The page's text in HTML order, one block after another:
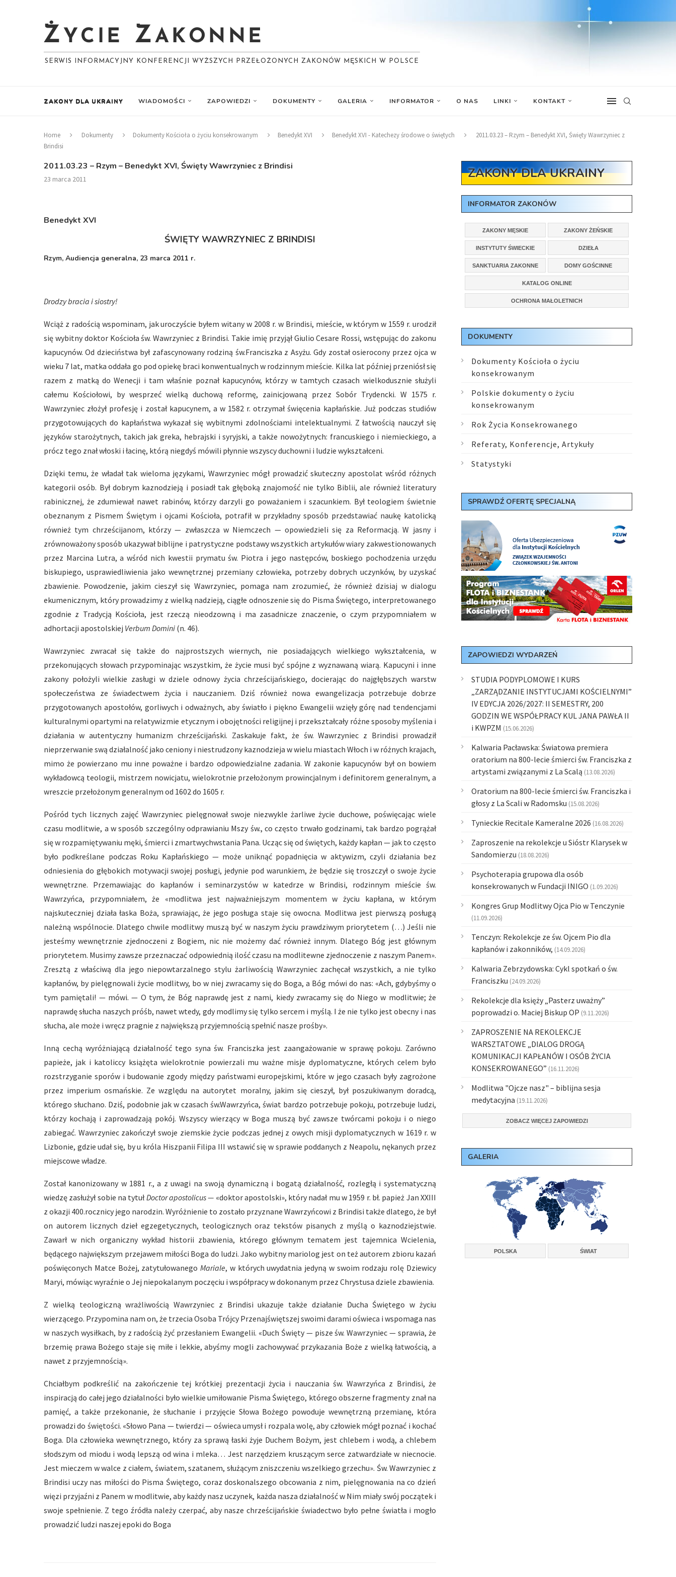
SERWIS INFORMACYJNY KONFERENCJI WYŻSZYCH PRZEŁOŻONYCH ZAKONÓW MĘSKICH W POLSCE
ZAKONY DLA UKRAINY WIADOMOŚCI ZAPOWIEDZI DOKUMENTY GALERIA INFORMATOR O NAS LINKI KONTAKT
Home Dokumenty Dokumenty Kościoła o życiu konsekrowanym Benedykt XVI Benedykt XVI - Katechezy środowe o świętych
2011.03.23 – Rzym – Benedykt XVI, Święty Wawrzyniec z
Brindisi
2011.03.23 – Rzym – Benedykt XVI, Święty Wawrzyniec z Brindisi
23 marca 2011
Benedykt XVI
ŚWIĘTY WAWRZYNIEC Z BRINDISI
Rzym, Audiencja generalna, 23 marca 2011 r.
Drodzy bracia i siostry!
Wciąż z radością wspominam, jak uroczyście byłem witany w 2008 r. w Brindisi, mieście, w którym w 1559 r. urodził
się wybitny doktor Kościoła św. Wawrzyniec z Brindisi. Takie imię przyjął Giulio Cesare Rossi, wstępując do zakonu
kapucynów. Od dzieciństwa był zafascynowany rodziną św.Franciszka z Asyżu. Gdy został osierocony przez ojca w
wieku 7 lat, matka oddała go pod opiekę braci konwentualnych w rodzinnym mieście. Kilka lat później przeniósł się
razem z matką do Wenecji i tam właśnie poznał kapucynów, którzy w tamtych czasach wielkodusznie służyli
całemu Kościołowi, by wesprzeć wielką duchową reformę, zainicjowaną przez Sobór Trydencki. W 1575 r.
Wawrzyniec złożył profesję i został kapucynem, a w 1582 r. otrzymał święcenia kapłańskie. Już podczas studiów
przygotowujących do kapłaństwa wykazał się wybitnymi zdolnościami intelektualnymi. Z łatwością nauczył się
języków starożytnych, takich jak greka, hebrajski i syryjski, a także nowożytnych: francuskiego i niemieckiego, a
prócz tego znał włoski i łacinę, którą niegdyś mówili płynnie wszyscy duchowni i ludzie wykształceni.
Dzięki temu, że władał tak wieloma językami, Wawrzyniec mógł prowadzić skuteczny apostolat wśród różnych
kategorii osób. Był dobrym kaznodzieją i posiadł tak głęboką znajomość nie tylko Biblii, ale również literatury
rabinicznej, że zdumiewał nawet rabinów, którzy darzyli go poważaniem i szacunkiem. Był teologiem świetnie
obeznanym z Pismem Świętym i ojcami Kościoła, potrafił w przykładny sposób przedstawiać naukę katolicką
również tym chrześcijanom, którzy — zwłaszcza w Niemczech — opowiedzieli się za Reformacją. W jasny i
zrównoważony sposób ukazywał biblijne i patrystyczne podstawy wszystkich artykułów wiary zakwestionowanych
przez Marcina Lutra, a wśród nich kwestii prymatu św. Piotra i jego następców, boskiego pochodzenia urzędu
biskupiego, usprawiedliwienia jako wewnętrznej przemiany człowieka, potrzeby dobrych uczynków, by uzyskać
zbawienie. Powodzenie, jakim cieszył się Wawrzyniec, pomaga nam zrozumieć, że również dzisiaj w dialogu
ekumenicznym, który prowadzimy z wielką nadzieją, ciągłe odnoszenie się do Pisma Świętego, interpretowanego
zgodnie z Tradycją Kościoła, jest rzeczą nieodzowną i ma zasadnicze znaczenie, o czym przypomniałem w
adhortacji apostolskiej Verbum Domini (n. 46).
Wawrzyniec zwracał się także do najprostszych wiernych, nie posiadających wielkiego wykształcenia, w
przekonujących słowach przypominając wszystkim, że życie musi być spójne z wyznawaną wiarą. Kapucyni i inne
zakony położyli wielkie zasługi w dziele odnowy życia chrześcijańskiego, docierając do najgłębszych warstw
społeczeństwa ze świadectwem życia i nauczaniem. Dziś również nowa ewangelizacja potrzebuje dobrze
przygotowanych apostołów, gorliwych i odważnych, aby światło i piękno Ewangelii wzięły górę nad tendencjami
kulturalnymi opartymi na relatywizmie etycznym i obojętności religijnej i przekształcały różne sposoby myślenia i
działania w autentyczny humanizm chrześcijański. Zaskakuje fakt, że św. Wawrzyniec z Brindisi prowadził
nieprzerwanie swą działalność jako ceniony i niestrudzony kaznodzieja w wielu miastach Włoch i w różnych krajach,
mimo że powierzano mu inne poważne i bardzo odpowiedzialne zadania. W zakonie kapucynów był on bowiem
wykładowcą teologii, mistrzem nowicjatu, wielokrotnie przełożonym prowincjalnym i definitorem generalnym, a
wreszcie przełożonym generalnym od 1602 do 1605 r.
Pośród tych licznych zajęć Wawrzyniec pielęgnował swoje niezwykle żarliwe życie duchowe, poświęcając wiele
czasu modlitwie, a w sposób szczególny odprawianiu Mszy św., co często trwało godzinami, tak bardzo pogrążał
się w rozpamiętywaniu męki, śmierci i zmartwychwstania Pana. Ucząc się od świętych, każdy kapłan — jak to często
było podkreślane podczas Roku Kapłańskiego — może uniknąć popadnięcia w aktywizm, czyli działania bez
odniesienia do głębokich motywacji swojej posługi, jedynie pod warunkiem, że będzie się troszczył o swoje życie
wewnętrzne. Przemawiając do kapłanów i seminarzystów w katedrze w Brindisi, rodzinnym mieście św.
Wawrzyńca, przypomniałem, że «modlitwa jest najważniejszym momentem w życiu kapłana, w którym
najskuteczniej działa łaska Boża, sprawiając, że jego posługa staje się owocna. Modlitwa jest pierwszą posługą
należną wspólnocie. Dlatego chwile modlitwy muszą być w naszym życiu prawdziwym priorytetem (…) Jeśli nie
jesteśmy wewnętrznie zjednoczeni z Bogiem, nic nie możemy dać również innym. Dlatego Bóg jest głównym
priorytetem. Musimy zawsze przeznaczać odpowiednią ilość czasu na modlitewne zjednoczenie z naszym Panem».
Zresztą z właściwą dla jego niepowtarzalnego stylu żarliwością Wawrzyniec zachęcał wszystkich, a nie tylko
kapłanów, by pielęgnowali życie modlitwy, bo w niej zwracamy się do Boga, a Bóg mówi do nas: «Ach, gdybyśmy o
tym pamiętali! — mówi. — O tym, że Bóg naprawdę jest z nami, kiedy zwracamy się do Niego w modlitwie; że
naprawdę słucha naszych próśb, nawet wtedy, gdy modlimy się tylko sercem i myślą. I że nie tylko jest obecny i nas
słucha, ale może i wręcz pragnie z największą przyjemnością spełnić nasze prośby».
Inną cechą wyróżniającą działalność tego syna św. Franciszka jest zaangażowanie w sprawę pokoju. Zarówno
papieże, jak i katoliccy książęta wielokrotnie powierzali mu ważne misje dyplomatyczne, których celem było
rozstrzyganie sporów i budowanie zgody między państwami europejskimi, które w jego czasach były zagrożone
przez imperium osmańskie. Ze względu na autorytet moralny, jakim się cieszył, był poszukiwanym doradcą,
którego słuchano. Dziś, podobnie jak w czasach św.Wawrzyńca, świat bardzo potrzebuje pokoju, potrzebuje ludzi,
którzy kochają i zaprowadzają pokój. Wszyscy wierzący w Boga muszą być zawsze twórcami pokoju i o niego
zabiegać. Wawrzyniec zakończył swoje ziemskie życie podczas jednej z owych misji dyplomatycznych w 1619 r. w
Lizbonie, gdzie udał się, by u króla Hiszpanii Filipa III wstawić się w sprawie poddanych z Neapolu, nękanych przez
miejscowe władze.
Został kanonizowany w 1881 r., a z uwagi na swoją dynamiczną i bogatą działalność, rozległą i systematyczną
wiedzę zasłużył sobie na tytułDoctor apostolicus — «doktor apostolski», który nadał mu w 1959 r. bł. papież Jan XXIII
z okazji 400.rocznicy jego narodzin. Wyróżnienie to zostało przyznane Wawrzyńcowi z Brindisi także dlatego, że był
on autorem licznych dzieł egzegetycznych, teologicznych oraz tekstów pisanych z myślą o kaznodziejstwie.
Zawarł w nich organiczny wykład historii zbawienia, którego głównym tematem jest tajemnica Wcielenia,
będącego największym przejawem miłości Boga do ludzi. Jako wybitny mariolog jest on też autorem zbioru kazań
poświęconych Matce Bożej, zatytułowanegoMariale, w których uwydatnia jedyną w swoim rodzaju rolę Dziewicy
Maryi, mówiąc wyraźnie o Jej niepokalanym poczęciu i współpracy w dokonanym przez Chrystusa dziele zbawienia.
Z wielką teologiczną wrażliwością Wawrzyniec z Brindisi ukazuje także działanie Ducha Świętego w życiu
wierzącego. Przypomina nam on, że trzecia Osoba Trójcy Przenajświętszej swoimi darami oświeca i wspomaga nas
w naszych wysiłkach, by z radością żyć przesłaniem Ewangelii. «Duch Święty — pisze św. Wawrzyniec — sprawia, że
brzemię prawa Bożego staje się miłe i lekkie, abyśmy mogli zachowywać przykazania Boże z wielką łatwością, a
nawet z przyjemnością».
Chciałbym podkreślić na zakończenie tej krótkiej prezentacji życia i nauczania św. Wawrzyńca z Brindisi, że
inspiracją do całej jego działalności było wielkie umiłowanie Pisma Świętego, którego obszerne fragmenty znał na
pamięć, a także przekonanie, że słuchanie i przyjęcie Słowa Bożego powoduje wewnętrzną przemianę, która
prowadzi do świętości. «Słowo Pana — twierdzi — oświeca umysł i rozpala wolę, aby człowiek mógł poznać i kochać
Boga. Dla człowieka wewnętrznego, który za sprawą łaski żyje Duchem Bożym, jest chlebem i wodą, a chlebem
słodszym od miodu i wodą lepszą od wina i mleka… Jest narzędziem kruszącym serce zatwardziałe w niecnocie.
Jest mieczem w walce z ciałem, światem, szatanem, służącym zniszczeniu wszelkiego grzechu». Św. Wawrzyniec z
Brindisi uczy nas miłości do Pisma Świętego, coraz doskonalszego obcowania z nim, pielęgnowania na co dzień
więzi przyjaźni z Panem w modlitwie, aby każdy nasz uczynek, każda nasza działalność w Nim miały swój początek i
swoje spełnienie. Z tego źródła należy czerpać, aby nasze chrześcijańskie świadectwo było pełne światła i mogło
prowadzić ludzi naszej epoki do Boga
ZAKONY DLA UKRAINY
INFORMATOR ZAKONÓW
ZAKONY MĘSKIE ZAKONY ŻEŃSKIE
INSTYTUTY ŚWIECKIE DZIEŁA
SANKTUARIA ZAKONNE DOMY GOŚCINNE
KATALOG ONLINE
OCHRONA MAŁOLETNICH
DOKUMENTY
Dokumenty Kościoła o życiu
konsekrowanym
Polskie dokumenty o życiu
konsekrowanym
Rok Życia Konsekrowanego
Referaty, Konferencje, Artykuły
Statystyki
SPRAWDŹ OFERTĘ SPECJALNĄ
ZAPOWIEDZI WYDARZEŃ
STUDIA PODYPLOMOWE I KURS
„ZARZĄDZANIE INSTYTUCJAMI KOŚCIELNYMI”
IV EDYCJA 2026/2027: II SEMESTRY, 200
GODZIN WE WSPÓŁPRACY KUL JANA PAWŁA II
i KWPZM (15.06.2026)
Kalwaria Pacławska: Światowa premiera
oratorium na 800-lecie śmierci św. Franciszka z
artystami związanymi z La Scalą (13.08.2026)
Oratorium na 800-lecie śmierci św. Franciszka i
głosy z La Scali w Radomsku (15.08.2026)
Tynieckie Recitale Kameralne 2026 (16.08.2026)
Zaproszenie na rekolekcje u Sióstr Klarysek w
Sandomierzu (18.08.2026)
Psychoterapia grupowa dla osób
konsekrowanych w Fundacji INIGO (1.09.2026)
Kongres Grup Modlitwy Ojca Pio w Tenczynie
(11.09.2026)
Tenczyn: Rekolekcje ze św. Ojcem Pio dla
kapłanów i zakonników, (14.09.2026)
Kalwaria Zebrzydowska: Cykl spotkań o św.
Franciszku (24.09.2026)
Rekolekcje dla księży „Pasterz uważny”
poprowadzi o. Maciej Biskup OP (9.11.2026)
ZAPROSZENIE NA REKOLEKCJE
WARSZTATOWE „DIALOG DROGĄ
KOMUNIKACJI KAPŁANÓW I OSÓB ŻYCIA
KONSEKROWANEGO” (16.11.2026)
Modlitwa "Ojcze nasz" – biblijna sesja
medytacyjna (19.11.2026)
ZOBACZ WIĘCEJ ZAPOWIEDZI
GALERIA
POLSKA ŚWIAT